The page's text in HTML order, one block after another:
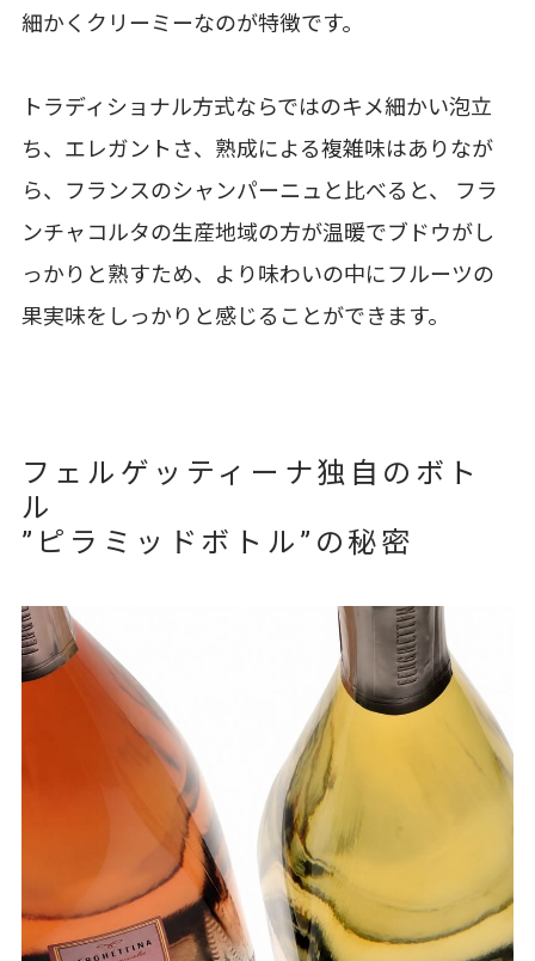
細かくクリーミーなのが特徴です。
トラディショナル方式ならではのキメ細かい泡立
ち、エレガントさ、熟成による複雑味はありなが
ら、フランスのシャンパーニュと比べると、 フラ
ンチャコルタの生産地域の方が温暖でブドウがし
っかりと熟すため、より味わいの中にフルーツの
果実味をしっかりと感じることができます。
フェルゲッティーナ独自のボト
ル
”ピラミッドボトル”の秘密